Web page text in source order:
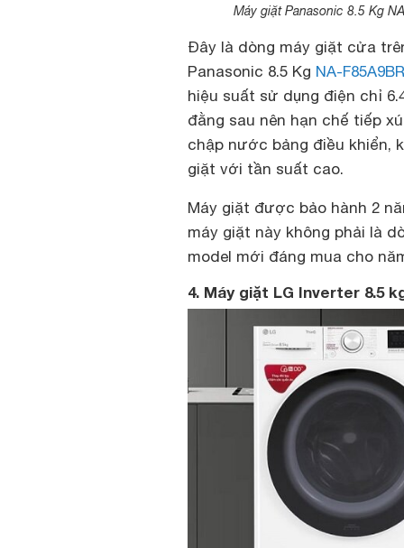
Máy giặt Panasonic 8.5 Kg
Đây là dòng máy giặt cửa
Panasonic 8.5 Kg NA-
hiệu suất sử dụng điện chỉ
đằng sau nên hạn chế tiếp
chập nước bảng điều khiển,
giặt với tần suất cao.
Máy giặt được bảo hành 2
máy giặt này không phải là
model mới đáng mua cho
4. Máy giặt LG Inverter 8.5